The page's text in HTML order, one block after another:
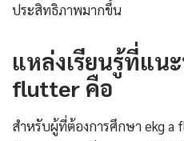
ประสิทธิภาพมากขึ้น
แหล่งเรียนรู้ที่แน
flutter คือ
สำหรับผู้ที่ต้องการศึกษา ekg a